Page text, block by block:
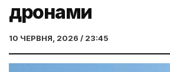
дронами
10 ЧЕРВНЯ, 2026 / 23:45